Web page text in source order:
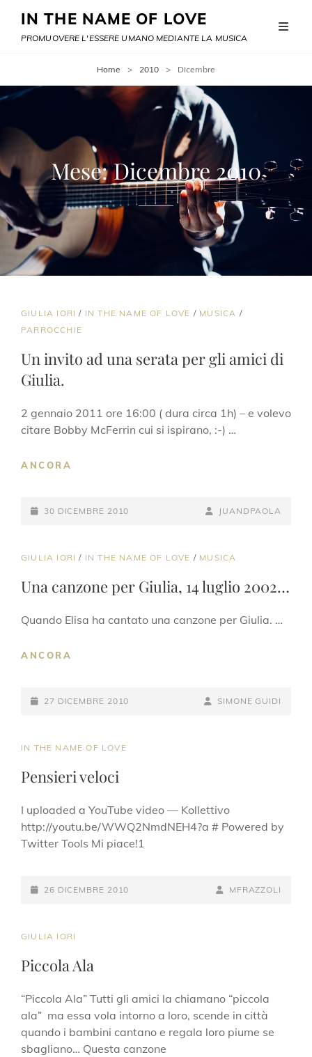
IN THE NAME OF LOVE
PROMUOVERE L'ESSERE UMANO MEDIANTE LA MUSICA
Home > 2010 > Dicembre
Mese:Dicembre 2010
CAT
LINKS
GIULIA IORI / IN THE NAME OF LOVE / MUSICA /
PARROCCHIE
Un invito ad una serata per gli amici di
Giulia.
2 gennaio 2011 ore 16:00 ( dura circa 1h) – e volevo
citare Bobby McFerrin cui si ispirano, :-) …
ANCORA
UNA
GLI
DI
POSTED-
30 DICEMBRE 2010
BY
BYLINE
JUANDPAOLA
CAT
GIULIA IORI / IN THE NAME OF LOVE / MUSICA
Una canzone per Giulia, 14 luglio 2002…
Quando Elisa ha cantato una canzone per Giulia. …
ANCORA
GIULIA,
2002…
POSTED-
27 DICEMBRE 2010
BY
BYLINE
SIMONE GUIDI
CAT
IN THE NAME OF LOVE
Pensieri veloci
I uploaded a YouTube video — Kollettivo
http://youtu.be/WWQ2NmdNEH4?a # Powered by
Twitter Tools Mi piace!1
POSTED-
26 DICEMBRE 2010
BY
BYLINE
MFRAZZOLI
CAT
GIULIA IORI
Piccola Ala
“Piccola Ala” Tutti gli amici la chiamano “piccola
ala” ma essa vola intorno a loro, scende in città
quando i bambini cantano e regala loro piume se
sbagliano… Questa canzone